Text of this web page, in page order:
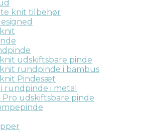
knit tilbehør
udskiftsbare pinde
rundpinde i bambus
Pindesæt
rundpinde i metal
Pro udskiftsbare pinde